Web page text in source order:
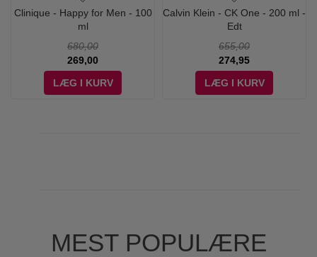
Clinique - Happy for Men - 100
ml
680,00
269,00
LÆG I KURV
Calvin Klein - CK One - 200 ml -
Edt
655,00
274,95
LÆG I KURV
MEST POPULÆRE